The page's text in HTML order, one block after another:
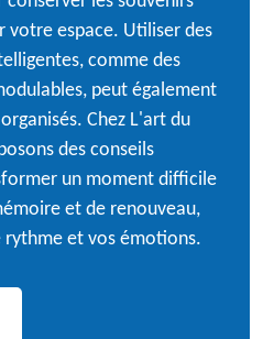
votre espace. Utiliser des
comme des
peut également
Chez L'art du
des conseils
un moment difficile
et de renouveau,
et vos émotions.